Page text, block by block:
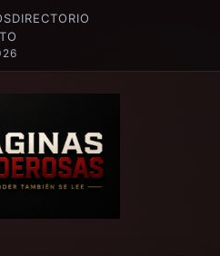
DIRECTORIO